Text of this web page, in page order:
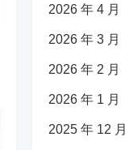
2026 年 4 月
2026 年 3 月
2026 年 2 月
2026 年 1 月
2025 年 12 月